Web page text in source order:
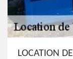
LOCATION